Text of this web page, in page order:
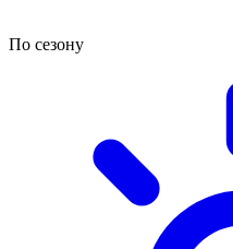
По сезону